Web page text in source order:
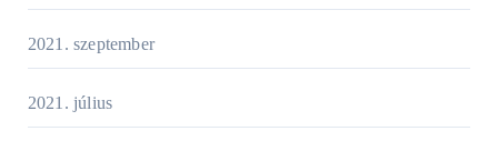
2021. szeptember
2021. július